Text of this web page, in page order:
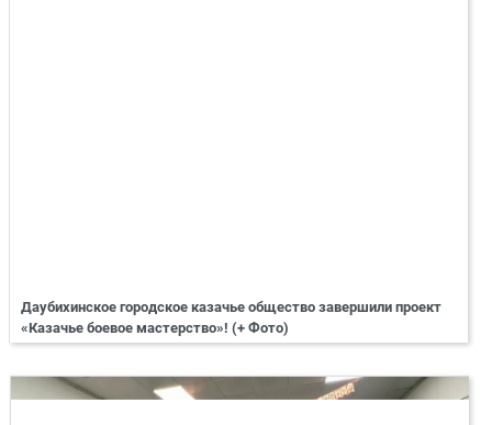
Даубихинское городское казачье общество завершили проект
«Казачье боевое мастерство»! (+ Фото)